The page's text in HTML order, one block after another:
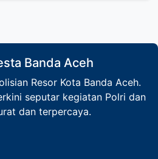
Banda Aceh
Resor Kota Banda Aceh.
seputar kegiatan Polri dan
dan terpercaya.